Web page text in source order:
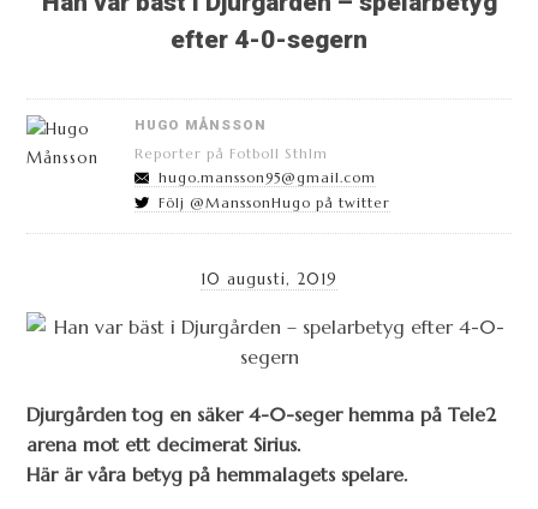
efter 4-0-segern
HUGO MÅNSSON
Reporter på Fotboll Sthlm
hugo.mansson95@gmail.com
Följ @ManssonHugo på twitter
10 augusti, 2019
Djurgården tog en säker 4-0-seger hemma på Tele2
arena mot ett decimerat Sirius.
Här är våra betyg på hemmalagets spelare.